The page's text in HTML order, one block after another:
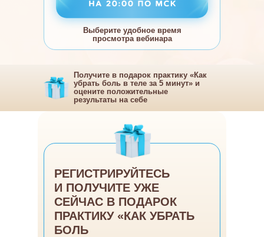
Получите в подарок практику «Как
убрать боль в теле за 5 минут» и
оцените положительные
результаты на себе
Выберите удобное время
просмотра вебинара
В ТЕЛЕ ЗА 5 МИНУТ»
РЕГИСТРИРУЙТЕСЬ
И ПОЛУЧИТЕ УЖЕ
СЕЙЧАС В ПОДАРОК
ПРАКТИКУ «КАК УБРАТЬ
БОЛЬ